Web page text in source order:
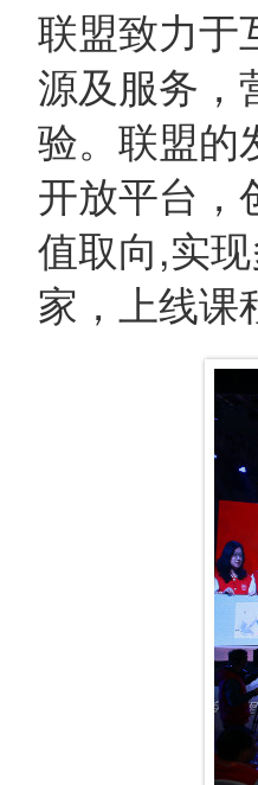
联盟致力于
源及服务，
验。联盟的
开放平台，
值取向,实
家，上线课